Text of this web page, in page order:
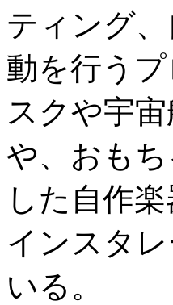
ティング
動を行う
スクや宇
や、おも
した自作
インスタ
いる。